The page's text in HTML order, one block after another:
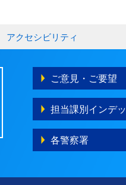
アクセシビリティ
ご意見・ご要望
担当課別インデ
各警察署